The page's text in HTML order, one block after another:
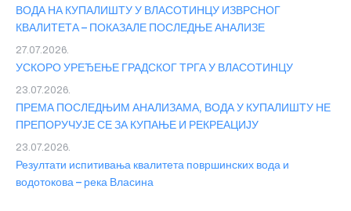
ВОДА НА КУПАЛИШТУ У ВЛАСОТИНЦУ ИЗВРСНОГ
КВАЛИТЕТА – ПОКАЗАЛЕ ПОСЛЕДЊЕ АНАЛИЗЕ
УСКОРО УРЕЂЕЊЕ ГРАДСКОГ ТРГА У ВЛАСОТИНЦУ
27.07.2026.
ПРЕМА ПОСЛЕДЊИМ АНАЛИЗАМА, ВОДА У КУПАЛИШТУ НЕ
ПРЕПОРУЧУЈЕ СЕ ЗА КУПАЊЕ И РЕКРЕАЦИЈУ
23.07.2026.
Резултати испитивања квалитета површинских вода и
водотокова – река Власина
23.07.2026.